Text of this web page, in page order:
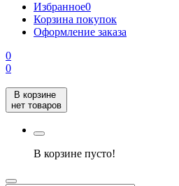
Избранное0
Корзина покупок
Оформление заказа
0
0
В корзине
нет товаров
В корзине пусто!